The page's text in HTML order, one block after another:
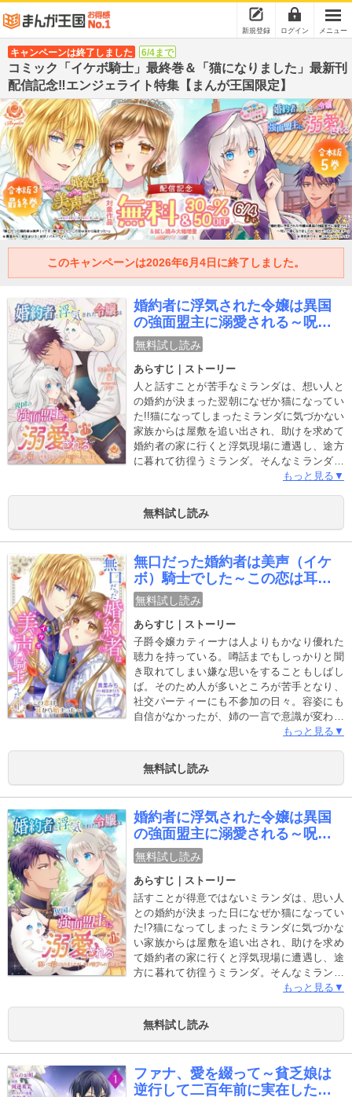
新規登録 ログイン メニュー
キャンペーンは終了しました 6/4まで
コミック「イケボ騎士」最終巻＆「猫になりました」最新刊
配信記念‼エンジェライト特集【まんが王国限定】
このキャンペーンは2026年6月4日に終了しました。
婚約者に浮気された令嬢は異国
の強面盟主に溺愛される～呪い
で猫になりましたが、毎日モフ
られています～【合本版】
無料試し読み
あらすじ｜ストーリー
人と話すことが苦手なミランダは、想い人と
の婚約が決まった翌朝になぜか猫になってい
た!!猫になってしまったミランダに気づかない
家族からは屋敷を追い出され、助けを求めて
婚約者の家に行くと浮気現場に遭遇し、途方
に暮れて彷徨うミランダ。そんなミランダを
救ったのは動物好きな強面青年のバークで
が、猫だと思っているミランダには優しく甘
やかし、ミランダもバークの優しさに傷つい
が…？【合本版限定 描き下ろし漫画4P＆
SS6P収録！】※本作品は『婚約者に浮気され
た令嬢は異国の強面盟主に溺愛される～呪い
で猫になりましたが、毎日モフられています
～』1巻～6巻を収録した合本版です。
もっと見る▼
無料試し読み
無口だった婚約者は美声（イケ
ボ）騎士でした～この恋は耳か
ら始まった～【合本版】
無料試し読み
あらすじ｜ストーリー
子爵令嬢カティーナは人よりもかなり優れた
聴力を持っている。噂話までもしっかりと聞
き取れてしまい嫌な思いをすることもしばし
ば。そのため人が多いところが苦手となり、
社交パーティーにも不参加の日々。容姿にも
自信がなかったが、姉の一言で意識が変わり
聴力をいかした職に就くために勉学に勤しむ
に選ばれることになったカティーナにさらな
る朗報が重なる。なんと王女の護衛を務める
過ぎていくが--。ある日カティーナはヴィリア
スから耳元で囁かれるとドキドキが止まらな
くなり--！？自分に自信のない令嬢が無口な美
声（イケボ）に愛される溺愛ストーリー！
【合本版限定 描き下ろし特典漫画収録！】※
本作品は『無口だった婚約者は美声（イケ
ボ）騎士でした～この恋は耳から始まった
～』第1巻～6巻を収録した合本版です。
もっと見る▼
無料試し読み
婚約者に浮気された令嬢は異国
の強面盟主に溺愛される～呪い
で猫になりましたが、毎日モフ
られています～
無料試し読み
あらすじ｜ストーリー
話すことが得意ではないミランダは、思い人
との婚約が決まった日になぜか猫になってい
た!?猫になってしまったミランダに気づかな
い家族からは屋敷を追い出され、助けを求め
て婚約者の家に行くと浮気現場に遭遇し、途
方に暮れて彷徨うミランダ。そんなミランダ
を救ったのは動物好きな強面青年のバークで
が、猫だと思っているミランダには優しく甘
やかし、ミランダもバークの優しさに傷つい
が…？【毎月 第一木曜日配信予定】
もっと見る▼
無料試し読み
ファナ、愛を綴って～貧乏娘は
逆行して二百年前に実在した悪